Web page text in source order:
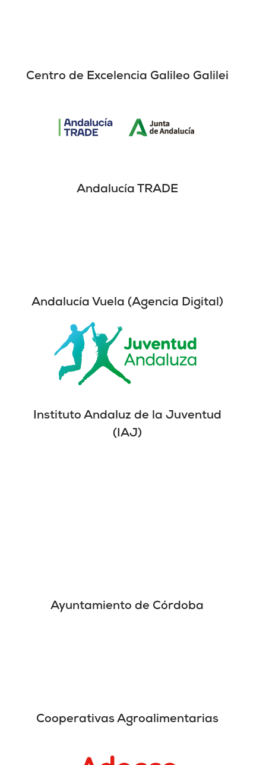
Centro de Excelencia Galileo Galilei
Andalucía TRADE
Andalucía Vuela (Agencia Digital)
Instituto Andaluz de la Juventud
(IAJ)
Ayuntamiento de Córdoba
Cooperativas Agroalimentarias